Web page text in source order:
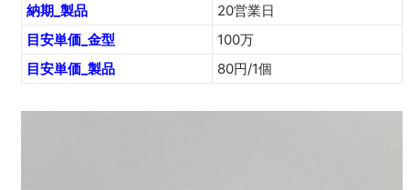
納期_製品
20営業日
目安単価_金型
100万
目安単価_製品
80円/1個